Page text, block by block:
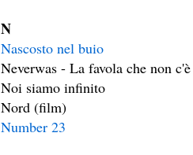
N
Nascosto nel buio
Neverwas - La favola che non c'è
Noi siamo infinito
Nord (film)
Number 23